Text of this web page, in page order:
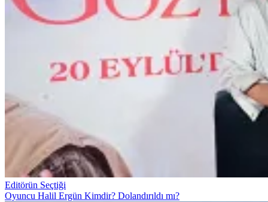
Editörün Seçtiği
Oyuncu Halil Ergün Kimdir? Dolandırıldı mı?